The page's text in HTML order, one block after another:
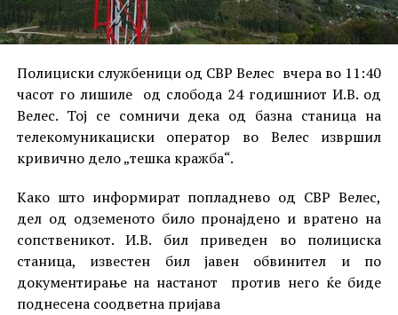
Полициски службеници од СВР Велес вчера во 11:40
часот го лишиле од слобода 24 годишниот И.В. од
Велес. Тој се сомничи дека од базна станица на
телекомуникациски оператор во Велес извршил
кривично дело „тешка кражба“.
Како што информират попладнево од СВР Велес,
дел од одземеното било пронајдено и вратено на
сопственикот. И.В. бил приведен во полициска
станица, известен бил јавен обвинител и по
документирање на настанот против него ќе биде
поднесена соодветна пријава